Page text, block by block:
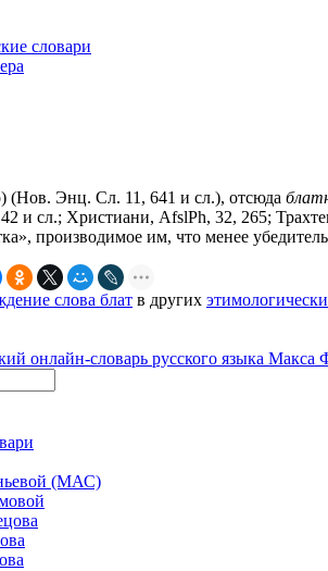
словари
(Нов. Энц. Сл. 11, 641 и сл.), отсюда
и сл.; Христиани, AfslPh, 32, 265;
производимое им, что менее
слова блат в других
онлайн-словарь русского языка Макса
(МАС)